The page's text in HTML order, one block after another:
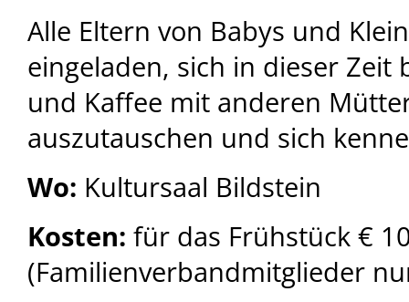
Alle Eltern von Babys und
eingeladen, sich in dieser Zeit
und Kaffee mit anderen
auszutauschen und sich
Wo: Kultursaal Bildstein
Kosten: für das Frühstück €
(Familienverbandmitglieder